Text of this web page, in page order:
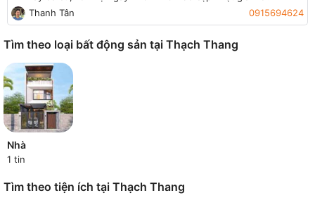
Thanh Tân
0915694624
Tìm theo loại bất động sản tại Thạch Thang
Nhà
1 tin
Tìm theo tiện ích tại Thạch Thang